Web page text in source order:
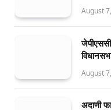
August
August
अदाणी